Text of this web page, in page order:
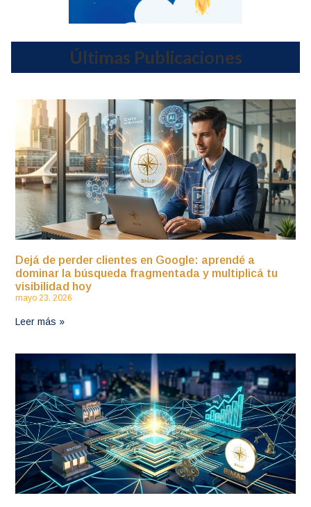
Últimas Publicaciones
Dejá de perder clientes en Google: aprendé a
dominar la búsqueda fragmentada y multiplicá tu
visibilidad hoy
mayo 23, 2026
Leer más »